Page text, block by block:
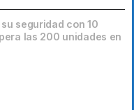
seguridad con 10
las 200 unidades en